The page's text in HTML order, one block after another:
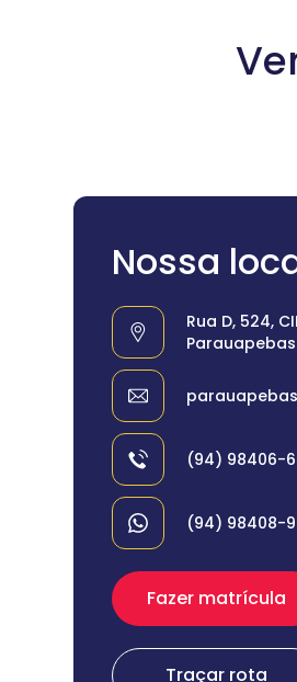
Nossa
Rua D, 524,
(94) 98406-
(94) 98408-
Fazer matrícula
Traçar rota